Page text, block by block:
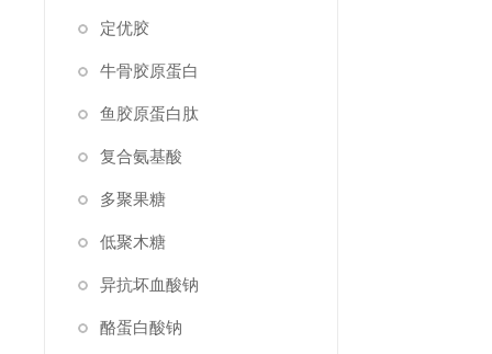
定优胶
牛骨胶原蛋白
鱼胶原蛋白肽
复合氨基酸
多聚果糖
低聚木糖
异抗坏血酸钠
酪蛋白酸钠